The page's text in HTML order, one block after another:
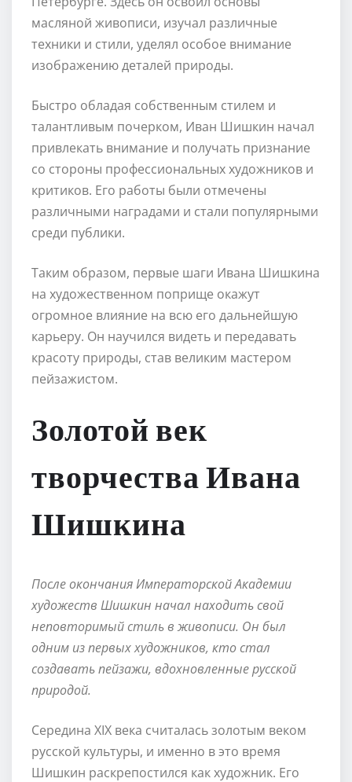
масляной живописи, изучал различные
техники и стили, уделял особое внимание
изображению деталей природы.
Быстро обладая собственным стилем и
талантливым почерком, Иван Шишкин начал
привлекать внимание и получать признание
со стороны профессиональных художников и
критиков. Его работы были отмечены
различными наградами и стали популярными
среди публики.
Таким образом, первые шаги Ивана Шишкина
на художественном поприще окажут
огромное влияние на всю его дальнейшую
карьеру. Он научился видеть и передавать
красоту природы, став великим мастером
пейзажистом.
Золотой век
творчества Ивана
Шишкина
После окончания Императорской Академии
художеств Шишкин начал находить свой
неповторимый стиль в живописи. Он был
одним из первых художников, кто стал
создавать пейзажи, вдохновленные русской
природой.
Середина XIX века считалась золотым веком
русской культуры, и именно в это время
Шишкин раскрепостился как художник. Его